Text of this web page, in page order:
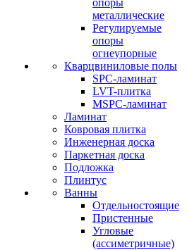
опоры
металлические
Регулируемые
опоры
огнеупорные
Кварцвиниловые полы
SPC-ламинат
LVT-плитка
MSPC-ламинат
Ламинат
Ковровая плитка
Инженерная доска
Паркетная доска
Подложка
Плинтус
Ванны
Отдельностоящие
Пристенные
Угловые
(ассиметричные)